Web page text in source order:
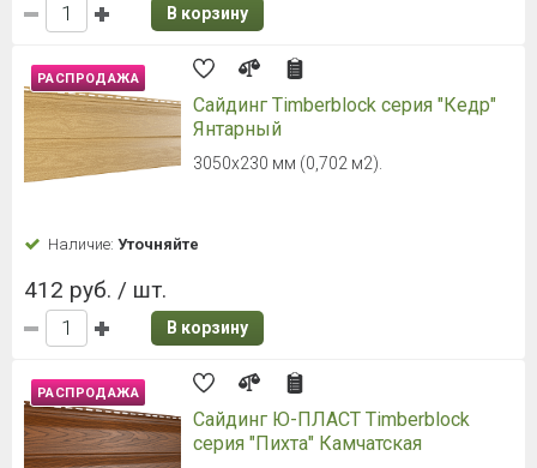
В корзину
РАСПРОДАЖА
Сайдинг Timberblock серия "Кедр"
Янтарный
3050х230 мм (0,702 м2).
Наличие: Уточняйте
412 руб. / шт.
В корзину
РАСПРОДАЖА
Сайдинг Ю-ПЛАСТ Timberblock
серия "Пихта" Камчатская